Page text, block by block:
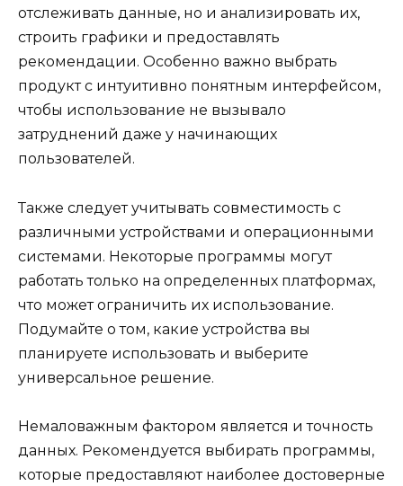
отслеживать данные, но и анализировать их,
строить графики и предоставлять
рекомендации. Особенно важно выбрать
продукт с интуитивно понятным интерфейсом,
чтобы использование не вызывало
затруднений даже у начинающих
пользователей.
Также следует учитывать совместимость с
различными устройствами и операционными
системами. Некоторые программы могут
работать только на определенных платформах,
что может ограничить их использование.
Подумайте о том, какие устройства вы
планируете использовать и выберите
универсальное решение.
Немаловажным фактором является и точность
данных. Рекомендуется выбирать программы,
которые предоставляют наиболее достоверные